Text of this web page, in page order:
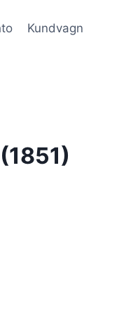
Kundvagn